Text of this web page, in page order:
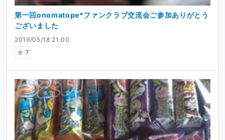
2019/05/18 21:00
7
第一回onomatope*ファンクラブ交流会ご参加ありがとう
ございました